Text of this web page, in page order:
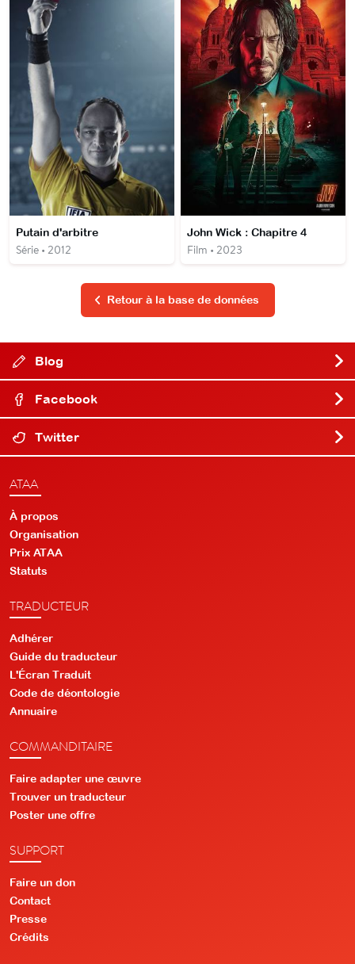
Putain d'arbitre
Série • 2012
John Wick : Chapitre 4
Film • 2023
Retour à la base de données
Blog
Facebook
Twitter
ATAA
À propos
Organisation
Prix ATAA
Statuts
TRADUCTEUR
Adhérer
Guide du traducteur
L'Écran Traduit
Code de déontologie
Annuaire
COMMANDITAIRE
Faire adapter une œuvre
Trouver un traducteur
Poster une offre
SUPPORT
Faire un don
Contact
Presse
Crédits